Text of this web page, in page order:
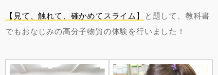
【見て、触れて、確かめてスライム】
と題して、教科書
でもおなじみの高分子物質の体験を行いました！